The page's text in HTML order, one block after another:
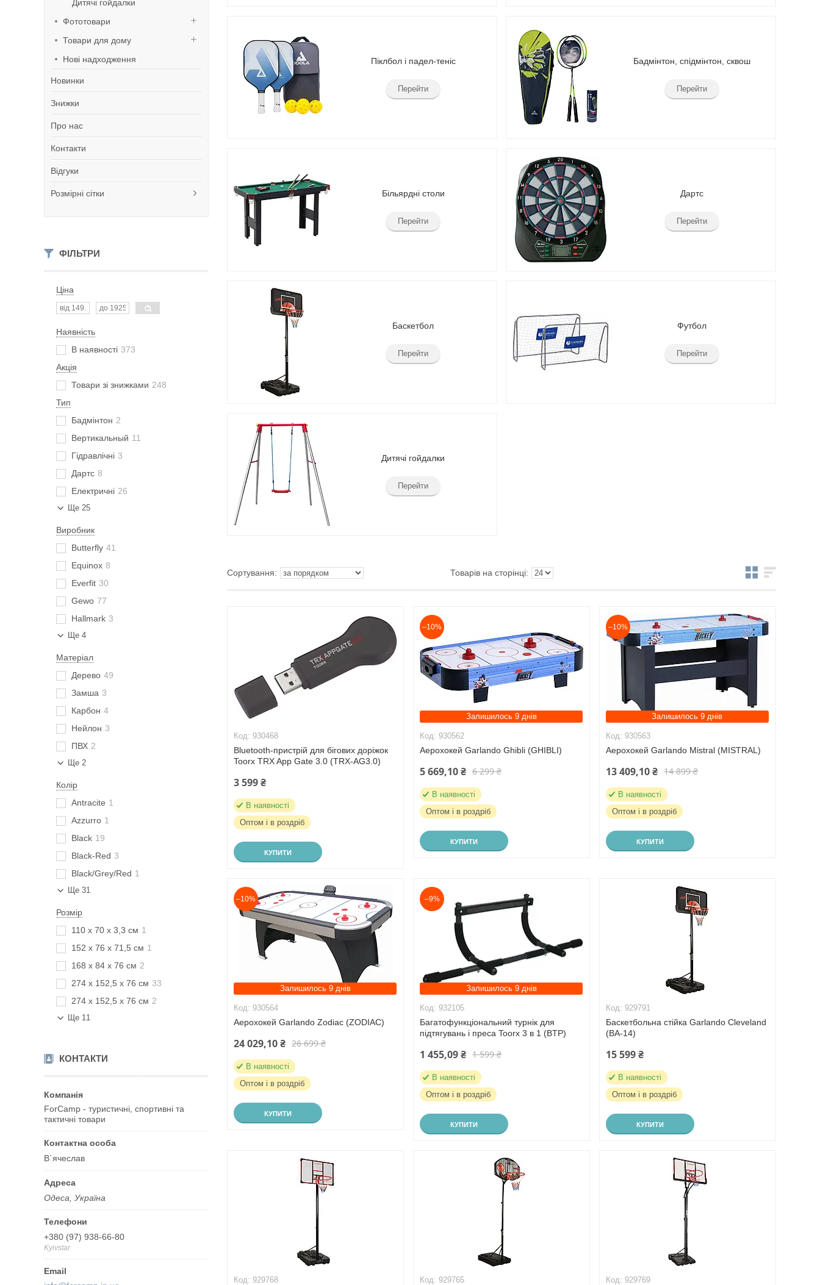
Дитячі гойдалки
Фототовари
Товари для дому
Нові надходження
Новинки
Знижки
Про нас
Контакти
Відгуки
Розмірні сітки
ФІЛЬТРИ
Ціна
Наявність
В наявності 373
Акція
Товари зі знижками 248
Тип
Бадмінтон 2
Вертикальный 11
Гідравлічні 3
Дартс 8
Електричні 26
Ще 25
Виробник
Butterfly 41
Equinox 8
Everfit 30
Gewo 77
Hallmark 3
Ще 4
Матеріал
Дерево 49
Замша 3
Карбон 4
Нейлон 3
ПВХ 2
Ще 2
Колір
Antracite 1
Azzurro 1
Black 19
Black-Red 3
Black/Grey/Red 1
Ще 31
Розмір
110 x 70 x 3,3 см 1
152 х 76 х 71,5 см 1
168 х 84 х 76 см 2
274 x 152,5 x 76 см 33
274 х 152,5 х 76 см 2
Ще 11
КОНТАКТИ
ForCamp - туристичні, спортивні та
тактичні товари
В`ячеслав
Одеса, Україна
+380 (97) 938-66-80
Kyivstar
Піклбол і падел-теніс
Перейти
Бадмінтон, спідмінтон, сквош
Перейти
Більярдні столи
Перейти
Дартс
Перейти
Баскетбол
Перейти
Футбол
Перейти
Дитячі гойдалки
Перейти
930468
Bluetooth-пристрій для бігових доріжок
Toorx TRX App Gate 3.0 (TRX-AG3.0)
3 599 ₴
В наявності
Оптом і в роздріб
КУПИТИ
–10%
Залишилось 9 днів
930562
Аерохокей Garlando Ghibli (GHIBLI)
5 669,10 ₴ 6 299 ₴
В наявності
Оптом і в роздріб
КУПИТИ
–10%
Залишилось 9 днів
930563
Аерохокей Garlando Mistral (MISTRAL)
13 409,10 ₴ 14 899 ₴
В наявності
Оптом і в роздріб
КУПИТИ
–10%
Залишилось 9 днів
930564
Аерохокей Garlando Zodiac (ZODIAC)
24 029,10 ₴ 26 699 ₴
В наявності
Оптом і в роздріб
КУПИТИ
–9%
Залишилось 9 днів
932105
Багатофункціональний турнік для
підтягувань і преса Toorx 3 в 1 (BTP)
1 455,09 ₴ 1 599 ₴
В наявності
Оптом і в роздріб
КУПИТИ
929791
Баскетбольна стійка Garlando Cleveland
(BA-14)
15 599 ₴
В наявності
Оптом і в роздріб
КУПИТИ
929768 929765 929769